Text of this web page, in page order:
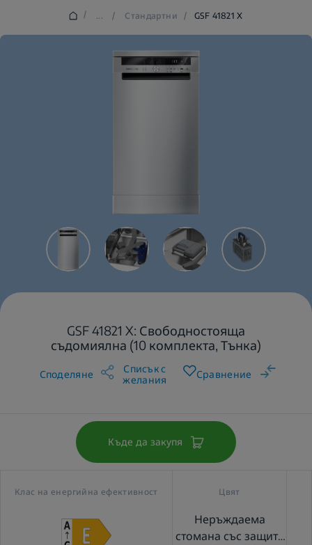
/ ... / Стандартни / GSF 41821 X
GSF 41821 X: Свободностояща
съдомиялна (10 комплекта, Тънка)
Споделяне
Списък с
желания
Сравнение
Къде да закупя
Клас на енергийна ефективност Цвят
Неръждаема
стомана със защита